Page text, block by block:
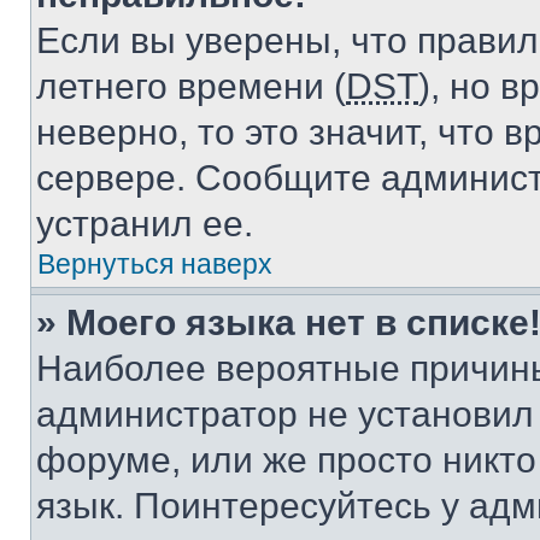
Если вы уверены, что
летнего времени (DST), но
неверно, то это значит, что
сервере. Сообщите
устранил ее.
Вернуться наверх
» Моего языка нет в списке!
Наиболее вероятные
администратор не
форуме, или же просто
язык. Поинтересуйтесь у